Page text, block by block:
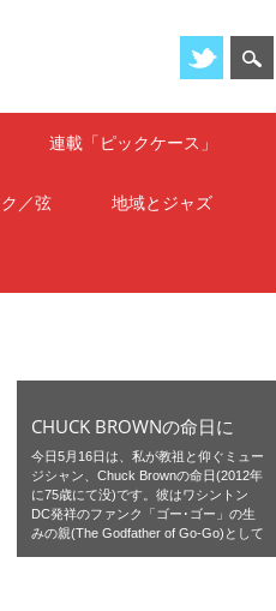
連載「ピックケース」
／弦 地域とジャズ
CHUCK BROWNの命日に
今日5月16日は、私が教祖と仰ぐミュー
ジシャン、Chuck Brownの命日(2012年
に75歳にて没)です。彼はワシントン
DC発祥のファンク「ゴー･ゴー」の生
みの親(The Godfather of Go-Go)として